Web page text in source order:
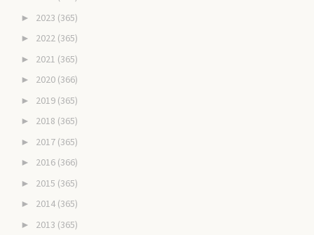
► 2023 (365)
► 2022 (365)
► 2021 (365)
► 2020 (366)
► 2019 (365)
► 2018 (365)
► 2017 (365)
► 2016 (366)
► 2015 (365)
► 2014 (365)
► 2013 (365)